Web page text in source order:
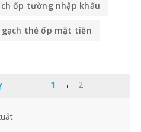
ốp tường nhập khẩu
gạch thẻ ốp mặt tiền